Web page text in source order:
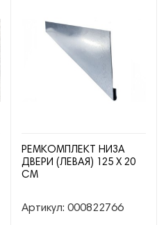
РЕМКОМПЛЕКТ НИЗА
ДВЕРИ (ЛЕВАЯ) 125 Х 20
СМ
Артикул: 000822766